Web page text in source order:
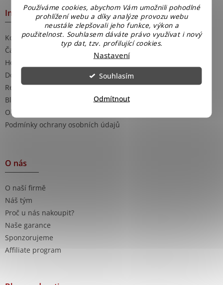
Používáme cookies, abychom Vám umožnili pohodlné
prohlížení webu a díky analýze provozu webu
neustále zlepšovali jeho funkce, výkon a
použitelnost. Souhlasem dáváte právo využívat i nový
typ dat, tzv. profilující cookies.
Nastavení
Odmítnout
Souhlasím
Informace pro Vás
Kontakty
Časté dotazy
Hodnocení obchodu
Doprava a platba
Reklamace
Blog - rady a tipy
Obchodní podmínky
Podmínky ochrany osobních údajů
O nás
O naší firmě
Náš tým
Proč u nás nakoupit?
Naše garance
Sponzorujeme
Affiliate program